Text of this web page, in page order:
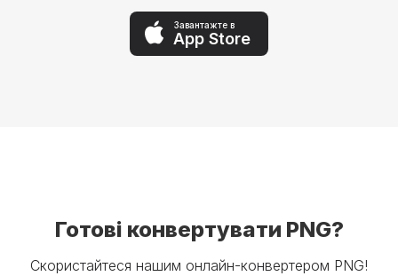
Завантажте в
App Store
Готові конвертувати PNG?
Скористайтеся нашим онлайн-конвертером PNG!